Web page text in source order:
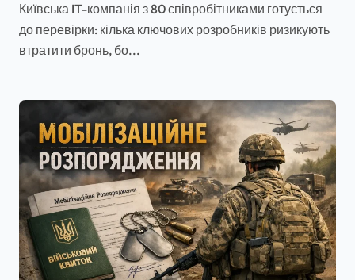
Київська IT-компанія з 80 співробітниками готується
до перевірки: кілька ключових розробників ризикують
втратити бронь, бо...